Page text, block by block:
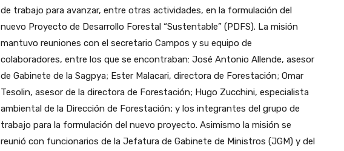
de trabajo para avanzar, entre otras actividades, en la formulación del
nuevo Proyecto de Desarrollo Forestal “Sustentable” (PDFS). La misión
mantuvo reuniones con el secretario Campos y su equipo de
colaboradores, entre los que se encontraban: José Antonio Allende, asesor
de Gabinete de la Sagpya; Ester Malacari, directora de Forestación; Omar
Tesolin, asesor de la directora de Forestación; Hugo Zucchini, especialista
ambiental de la Dirección de Forestación; y los integrantes del grupo de
trabajo para la formulación del nuevo proyecto. Asimismo la misión se
reunió con funcionarios de la Jefatura de Gabinete de Ministros (JGM) y del